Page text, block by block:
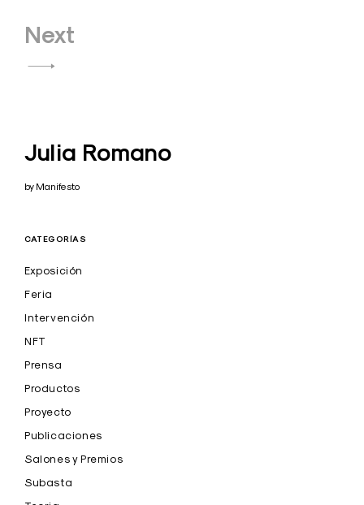
Navegación
de
entradas
Next
Julia Romano
by Manifesto
CATEGORÍAS
Exposición
Feria
Intervención
NFT
Prensa
Productos
Proyecto
Publicaciones
Salones y Premios
Subasta